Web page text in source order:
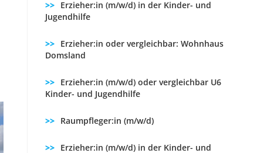
Erzieher:in (m/w/d) in der Kinder- und
Jugendhilfe
Erzieher:in oder vergleichbar: Wohnhaus
Domsland
Erzieher:in (m/w/d) oder vergleichbar U6
Kinder- und Jugendhilfe
Raumpfleger:in (m/w/d)
Erzieher:in (m/w/d) in der Kinder- und